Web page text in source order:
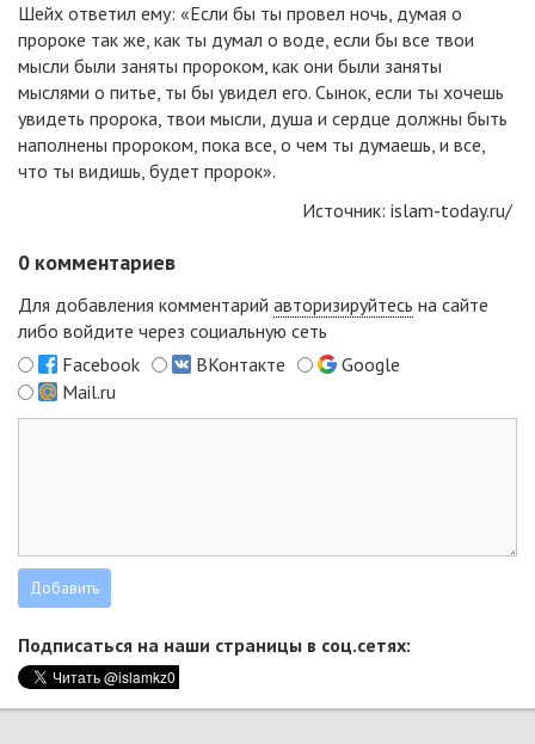
Шейх ответил ему: «Если бы ты провел ночь, думая о
пророке так же, как ты думал о воде, если бы все твои
мысли были заняты пророком, как они были заняты
мыслями о питье, ты бы увидел его. Сынок, если ты хочешь
увидеть пророка, твои мысли, душа и сердце должны быть
наполнены пророком, пока все, о чем ты думаешь, и все,
что ты видишь, будет пророк».
Источник: islam-today.ru/
0 комментариев
Для добавления комментарий авторизируйтесь на сайте
либо войдите через социальную сеть
Facebook
ВКонтакте
Google
Mail.ru
Подписаться на наши страницы в соц.сетях: